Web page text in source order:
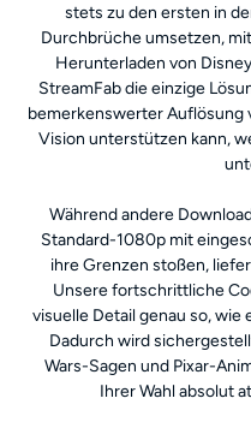
stets zu den ersten in
Durchbrüche umsetzen,
Herunterladen von
StreamFab die einzige
bemerkenswerter Auflösung
Vision unterstützen kann,
Während andere
Standard-1080p mit
ihre Grenzen stoßen,
Unsere fortschrittliche
visuelle Detail genau so, wie
Dadurch wird
Wars-Sagen und Pixar-
Ihrer Wahl absolut